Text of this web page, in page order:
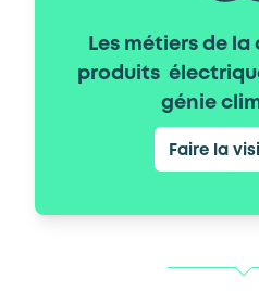
Les métiers de
produits
génie
Faire la